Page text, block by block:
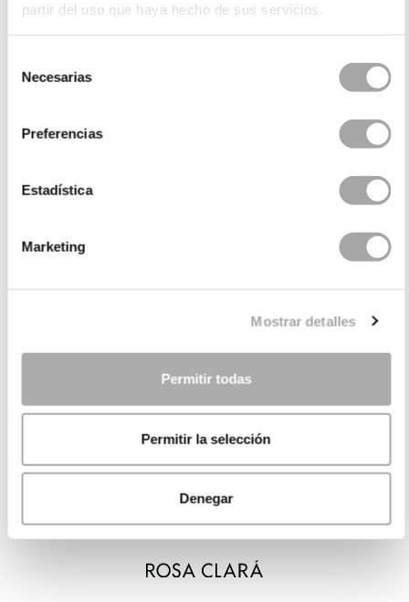
partir del uso que haya hecho de sus servicios.
Necesarias
Preferencias
Estadística
Marketing
Mostrar detalles
Permitir todas
Permitir la selección
Denegar